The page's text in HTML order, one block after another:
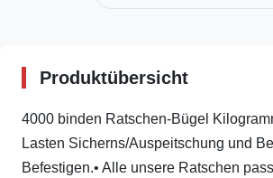
Produktübersicht
4000 binden Ratschen-Bügel
Lasten Sicherns/Auspeitschung und
Befestigen.• Alle unsere Ratschen